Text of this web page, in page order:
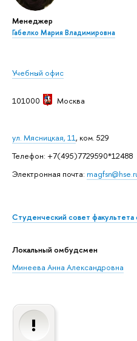
Менеджер
Габелко Мария Владимировна
Учебный офис
101000 Москва
ул. Мясницкая, 11 , ком. 529
Телефон: +7(495)7729590*12488
Электронная почта:
Студенческий совет факультета
Локальный омбудсмен
Минеева Анна Александровна